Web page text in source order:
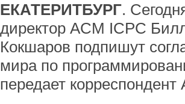
ЕКАТЕРИТБУРГ.
директор ACM ICPC
Кокшаров подпишут
мира по
передает